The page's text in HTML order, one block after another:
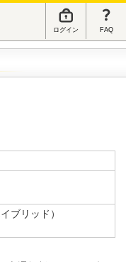
ログイン FAQ
ブリッド）